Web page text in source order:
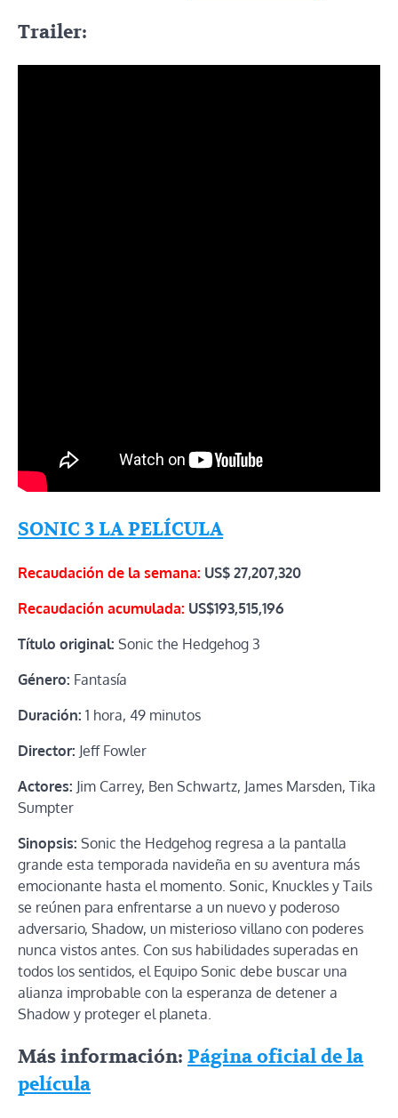
Trailer:
SONIC 3 LA PELÍCULA
Recaudación de la semana: US$ 27,207,320
Recaudación acumulada: US$193,515,196
Título original: Sonic the Hedgehog 3
Género: Fantasía
Duración: 1 hora, 49 minutos
Director: Jeff Fowler
Actores: Jim Carrey, Ben Schwartz, James Marsden, Tika
Sumpter
Sinopsis: Sonic the Hedgehog regresa a la pantalla
grande esta temporada navideña en su aventura más
emocionante hasta el momento. Sonic, Knuckles y Tails
se reúnen para enfrentarse a un nuevo y poderoso
adversario, Shadow, un misterioso villano con poderes
nunca vistos antes. Con sus habilidades superadas en
todos los sentidos, el Equipo Sonic debe buscar una
alianza improbable con la esperanza de detener a
Shadow y proteger el planeta.
Más información: Página oficial de la
película